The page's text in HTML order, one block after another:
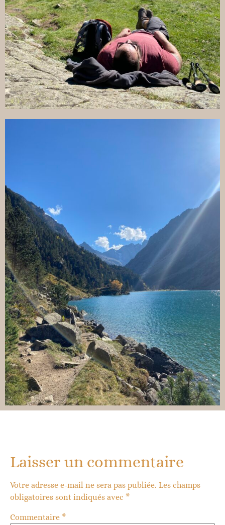
Laisser un commentaire
Votre adresse e-mail ne sera pas publiée. Les champs
obligatoires sont indiqués avec *
Commentaire *